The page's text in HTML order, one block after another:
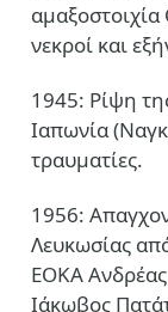
νεκροί και
1945: Ρίψη
Ιαπωνία
τραυματίες.
1956:
Λευκωσίας
ΕΟΚΑ
Ιάκωβος